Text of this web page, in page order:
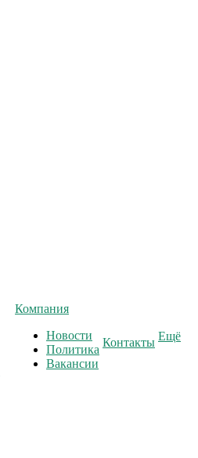
Компания
Новости
Политика
Вакансии
Контакты Ещё